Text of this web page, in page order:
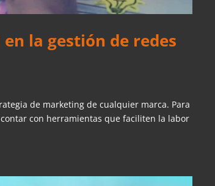
la gestión de redes
de marketing de cualquier marca. Para
con herramientas que faciliten la labor